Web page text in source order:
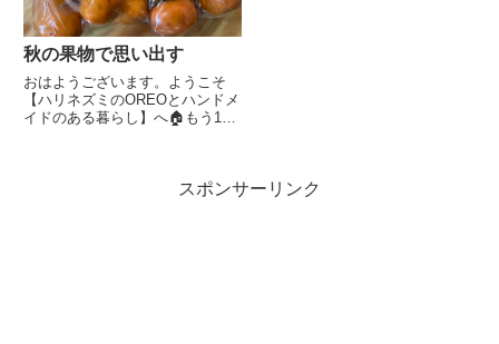
秋の果物で思い出す
おはようございます。ようこそ
【ハリネズミのOREOとハンドメ
イドのある暮らし】へ🏠もう11
イドここ数日はお正月作品ばかりスポンサーリンク